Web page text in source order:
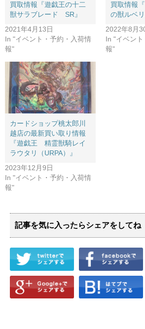
買取情報『遊戯王の十二
獣サラブレード SR』
2021年4月13日
In "イベント・予約・入荷情
報"
買取情報
の獣ルベリ
2022年8月
In "イベン
報"
カードショップ桃太郎川
越店の最新買い取り情報
『遊戯王 精霊獣騎レイ
ラウタリ（URPA）』
2023年12月9日
In "イベント・予約・入荷情
報"
記事を気に入ったらシェアをしてね